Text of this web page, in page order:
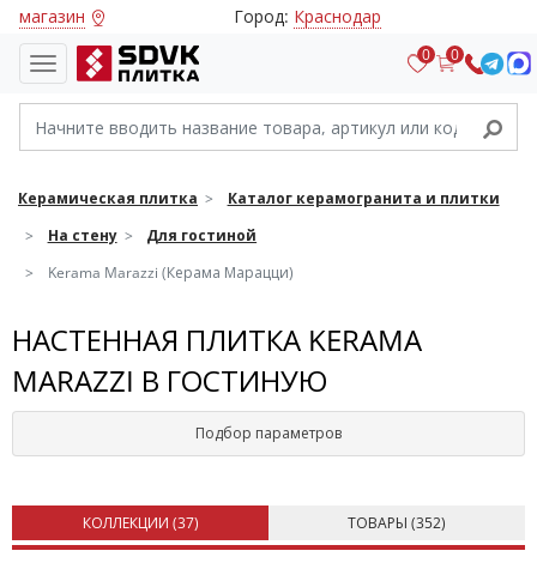
магазин Город: Краснодар
0 0
Керамическая плитка
Каталог керамогранита и плитки
На стену
Для гостиной
Kerama Marazzi (Керама Марацци)
НАСТЕННАЯ ПЛИТКА KERAMA
MARAZZI В ГОСТИНУЮ
Подбор параметров
КОЛЛЕКЦИИ (37) ТОВАРЫ (352)